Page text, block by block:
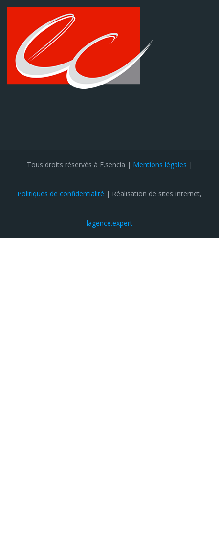
Tous droits réservés à E.sencia | Mentions légales |
Politiques de confidentialité | Réalisation de sites Internet,
lagence.expert